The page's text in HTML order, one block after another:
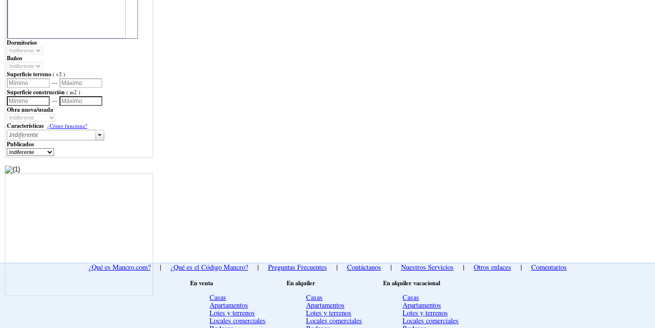
Dormitorios
Baños
Superficie terreno ( v2 )
---
Superficie construcción ( m2 )
---
Obra nueva/usada
Características ¿Cómo funciona?
Publicados
¿Qué es Mancro.com?| ¿Qué es el Código Mancro?| Preguntas Frecuentes | Contáctanos | Nuestros Servicios | Otros enlaces | Comentarios
En venta
Casas
Apartamentos
Lotes y terrenos
Locales comerciales
En alquiler
Casas
Apartamentos
Lotes y terrenos
Locales comerciales
En alquiler vacacional
Casas
Apartamentos
Lotes y terrenos
Locales comerciales